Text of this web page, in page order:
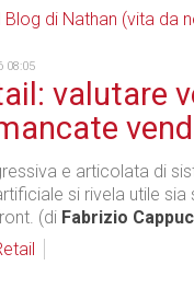
Il Blog di Nathan (vita da
08:05
valutare
e articolata di
si rivela utile
(di Fabrizio